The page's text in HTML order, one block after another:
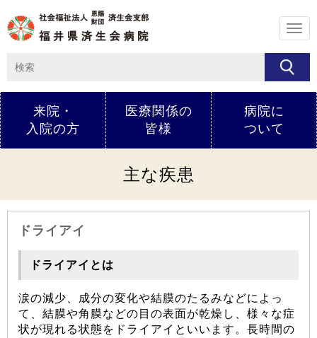
メ
ニ
ュ
来院・
入院の方
医療関係の
皆様
病院に
ついて
主な疾患
ドライアイ
ドライアイとは
涙の減少、成分の変化や結膜のたるみなどによっ
て、結膜や角膜などの目の表面が乾燥し、様々な症
状が現れる状態をドライアイといいます。長時間の